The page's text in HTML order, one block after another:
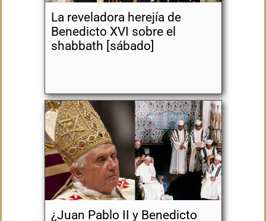
La reveladora herejía de
Benedicto XVI sobre el
shabbath [sábado]
¿Juan Pablo II y Benedicto